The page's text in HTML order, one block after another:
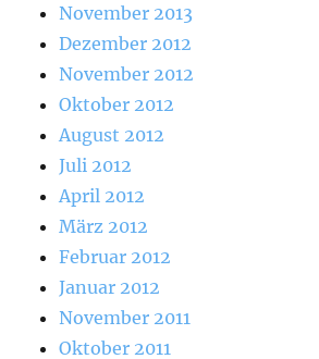
November 2013
Dezember 2012
November 2012
Oktober 2012
August 2012
Juli 2012
April 2012
März 2012
Februar 2012
Januar 2012
November 2011
Oktober 2011